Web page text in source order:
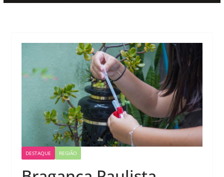
DESTAQUE REGIÃO